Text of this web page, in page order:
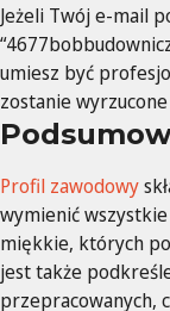
Jeżeli Twój e-mail
“
umiesz być
zostanie
Profil zawodowy
wymienić
miękkie, których
jest także
przepracowanych,